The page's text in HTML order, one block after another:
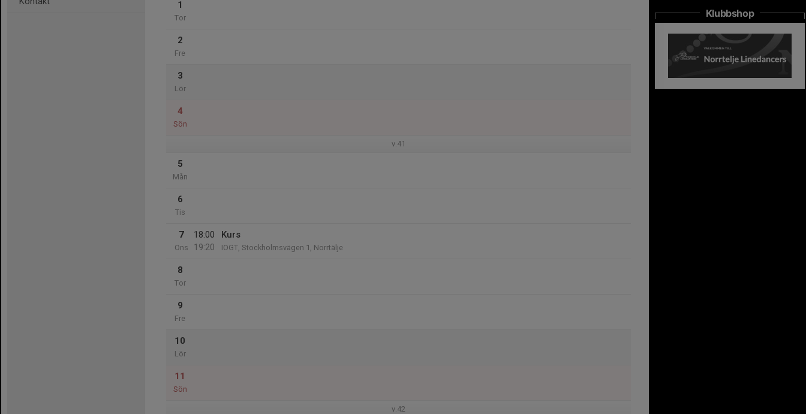
1
Tor
2
Fre
3
Lör
4
Sön
v.41
5
Mån
6
Tis
7
Ons
18:00
19:20
Kurs
IOGT, Stockholmsvägen 1, Norrtälje
8
Tor
9
Fre
10
Lör
11
Sön
v.42
Klubbshop